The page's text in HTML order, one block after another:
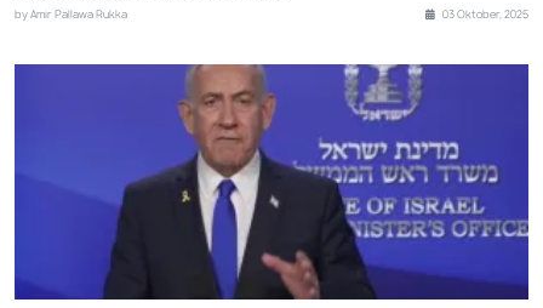
by Amir Pallawa Rukka 03 Oktober, 2025